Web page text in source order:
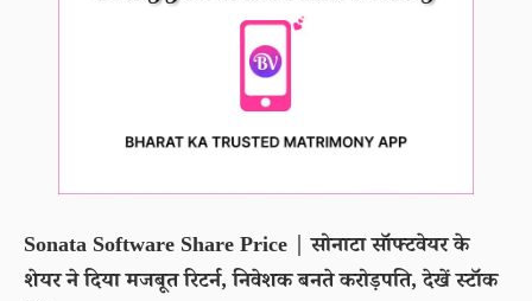
Sonata Software Share Price | सोनाटा सॉफ्टवेयर के
शेयर ने दिया मजबूत रिटर्न, निवेशक बनते करोड़पति, देखें स्टॉक